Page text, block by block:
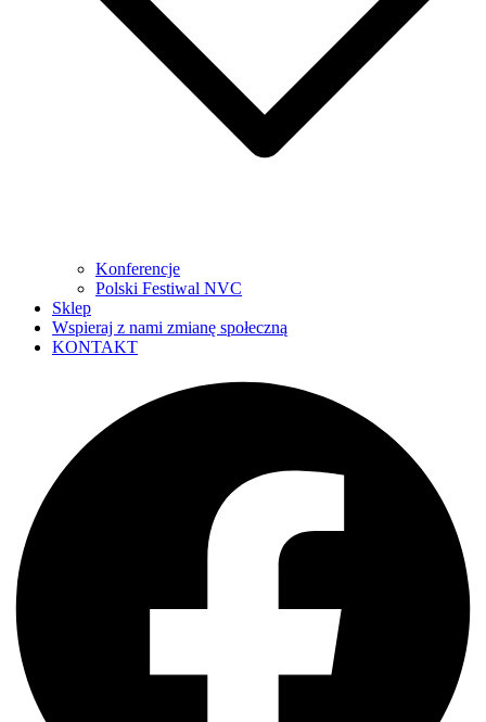
Konferencje
Polski Festiwal NVC
Sklep
Wspieraj z nami zmianę społeczną
KONTAKT